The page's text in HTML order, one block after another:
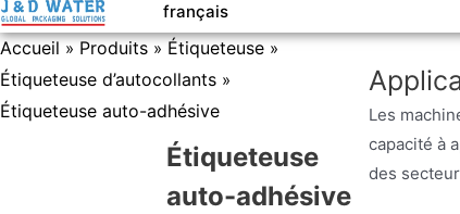
français
Accueil » Produits » Étiqueteuse »
Étiqueteuse d’autocollants »
Étiqueteuse auto-adhésive
Étiqueteuse
auto-adhésive
Les
capacité à
des